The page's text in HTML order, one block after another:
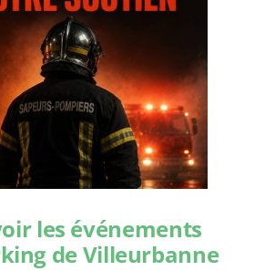
les événements
de Villeurbanne